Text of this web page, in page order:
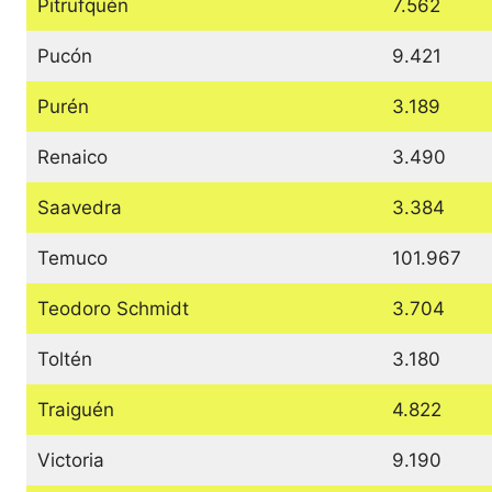
Pitrufquén 7.562
Pucón 9.421
Purén 3.189
Renaico 3.490
Saavedra 3.384
Temuco 101.967
Teodoro Schmidt 3.704
Toltén 3.180
Traiguén 4.822
Victoria 9.190